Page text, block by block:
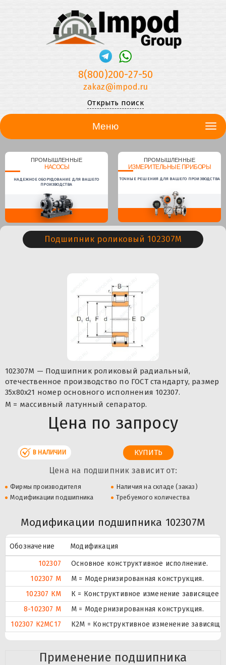
8(800)200-27-50
zakaz@impod.ru
Открыть поиск
Меню
ПРОМЫШЛЕННЫЕ
НАСОСЫ
НАДЕЖНОЕ ОБОРУДОВАНИЕ ДЛЯ ВАШЕГО
ПРОИЗВОДСТВА
ПРОМЫШЛЕННЫЕ
ИЗМЕРИТЕЛЬНЫЕ ПРИБОРЫ
ТОЧНЫЕ РЕШЕНИЯ ДЛЯ ВАШЕГО ПРОИЗВОДСТВА
Подшипник роликовый 102307M
102307M — Подшипник роликовый радиальный,
отечественное производство по ГОСТ стандарту, размер
35x80x21 номер основного исполнения 102307.
M = массивный латунный сепаратор.
Цена по запросу
В НАЛИЧИИ
Цена на подшипник зависит от:
Фирмы производителя
Наличия на складе (заказ)
Модификации подшипника
Требуемого количества
Модификации подшипника 102307M
Обозначение
Модификация
102307
Основное конструктивное исполнение.
102307 М
М = Модернизированная конструкция.
102307 КМ
К = Конструктивное изменение зависящее
8-102307 М
М = Модернизированная конструкция.
102307 К2МС17
К2М = Конструктивное изменение
Применение подшипника